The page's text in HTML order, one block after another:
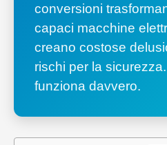
conversioni
capaci macchine
creano costose
rischi per la
funziona davvero.